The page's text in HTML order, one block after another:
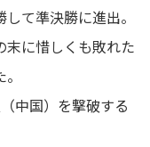
て準決勝に進出。
に惜しくも敗れた
中国）を撃破する